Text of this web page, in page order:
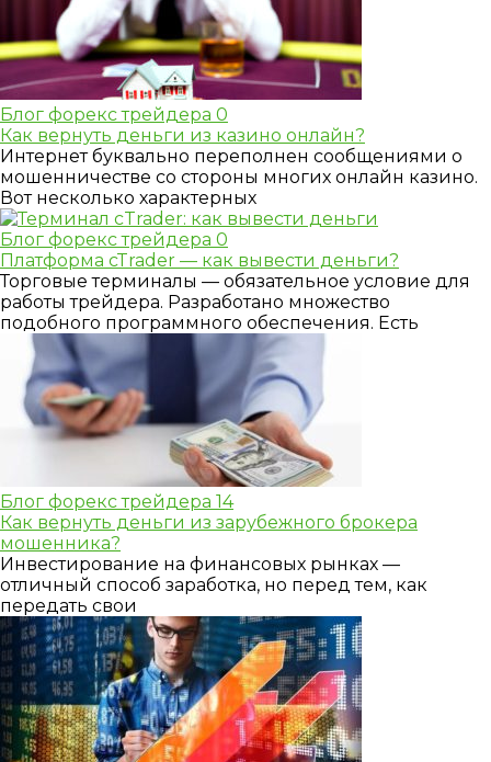
Блог форекс трейдера 0
Как вернуть деньги из казино онлайн?
Интернет буквально переполнен сообщениями о
мошенничестве со стороны многих онлайн казино.
Вот несколько характерных
Блог форекс трейдера 0
Платформа cTrader — как вывести деньги?
Торговые терминалы — обязательное условие для
работы трейдера. Разработано множество
подобного программного обеспечения. Есть
Блог форекс трейдера 14
Как вернуть деньги из зарубежного брокера
мошенника?
Инвестирование на финансовых рынках —
отличный способ заработка, но перед тем, как
передать свои